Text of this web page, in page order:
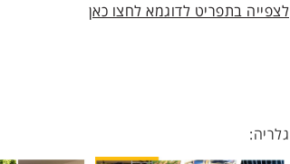
לצפייה בתפריט לדוגמא לחצו כאן
גלריה: